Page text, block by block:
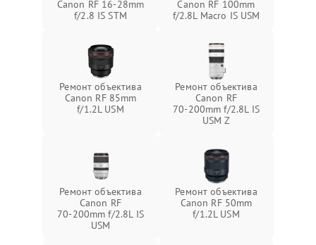
Canon RF 16‑28mm
f/2.8 IS STM
Canon RF 100mm
f/2.8L Macro IS USM
Ремонт объектива
Canon RF 85mm
f/1.2L USM
Ремонт объектива
Canon RF
70‑200mm f/2.8L IS
USM Z
Ремонт объектива
Canon RF
70‑200mm f/2.8L IS
USM
Ремонт объектива
Canon RF 50mm
f/1.2L USM